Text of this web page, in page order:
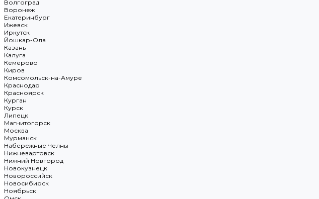
Волгоград
Воронеж
Екатеринбург
Ижевск
Иркутск
Йошкар-Ола
Казань
Калуга
Кемерово
Киров
Комсомольск-на-Амуре
Краснодар
Красноярск
Курган
Курск
Липецк
Магнитогорск
Москва
Мурманск
Набережные Челны
Нижневартовск
Нижний Новгород
Новокузнецк
Новороссийск
Новосибирск
Ноябрьск